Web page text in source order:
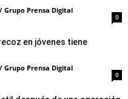
Grupo Prensa Digital -
0
en jóvenes tiene
Grupo Prensa Digital -
0